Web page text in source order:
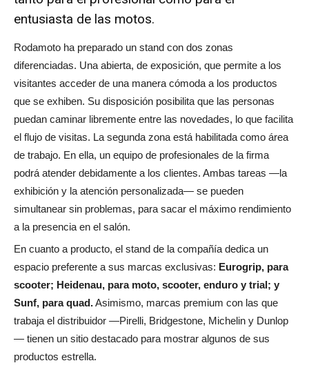
entusiasta de las motos.
Rodamoto ha preparado un stand con dos zonas
diferenciadas. Una abierta, de exposición, que permite a los
visitantes acceder de una manera cómoda a los productos
que se exhiben. Su disposición posibilita que las personas
puedan caminar libremente entre las novedades, lo que facilita
el flujo de visitas. La segunda zona está habilitada como área
de trabajo. En ella, un equipo de profesionales de la firma
podrá atender debidamente a los clientes. Ambas tareas —la
exhibición y la atención personalizada— se pueden
simultanear sin problemas, para sacar el máximo rendimiento
a la presencia en el salón.
En cuanto a producto, el stand de la compañía dedica un
espacio preferente a sus marcas exclusivas: Eurogrip, para
scooter; Heidenau, para moto, scooter, enduro y trial; y
Sunf, para quad.Asimismo, marcas premium con las que
trabaja el distribuidor —Pirelli, Bridgestone, Michelin y Dunlop
— tienen un sitio destacado para mostrar algunos de sus
productos estrella.